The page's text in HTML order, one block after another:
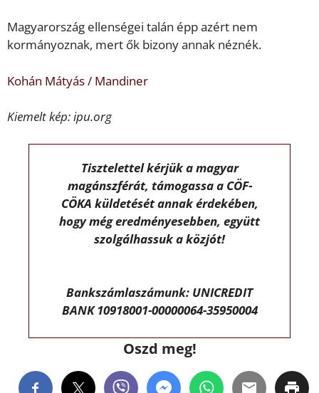
Magyarország ellenségei talán épp azért nem
kormányoznak, mert ők bizony annak néznék.
Kohán Mátyás / Mandiner
Kiemelt kép: ipu.org
Tisztelettel kérjük a magyar
magánszférát, támogassa a CÖF-
CÖKA küldetését annak érdekében,
hogy még eredményesebben, együtt
szolgálhassuk a közjót!
Bankszámlaszámunk: UNICREDIT
BANK 10918001-00000064-35950004
Oszd meg!